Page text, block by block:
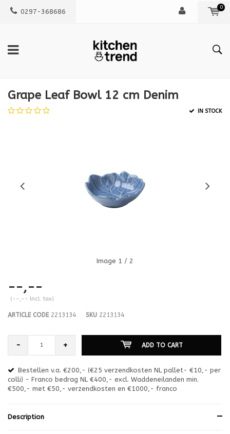
0297-368686
0
Grape Leaf Bowl 12 cm Denim
IN STOCK
Image 1 / 2
--,--
(--,-- Incl. tax)
ARTICLE CODE2213134 SKU 2213134
- + ADD TO CART
Bestellen v.a. €200,- (€25 verzendkosten NL pallet- €10,- per
colli) - Franco bedrag NL €400,- excl. Waddeneilanden min.
€500,- met €50,- verzendkosten en €1000,- franco
Description